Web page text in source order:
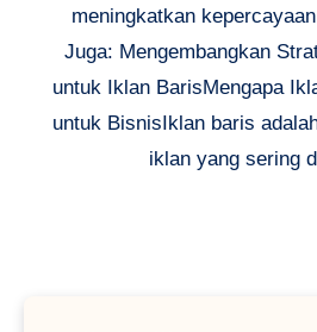
meningkatkan
Juga: Mengembangkan
untuk Iklan BarisMengapa
untuk BisnisIklan baris
iklan yang sering